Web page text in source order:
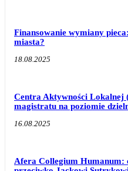
Finansowanie wymiany
miasta?
18.08.2025
Centra Aktywności
magistratu na poziomie
16.08.2025
Afera Collegium Humanum: